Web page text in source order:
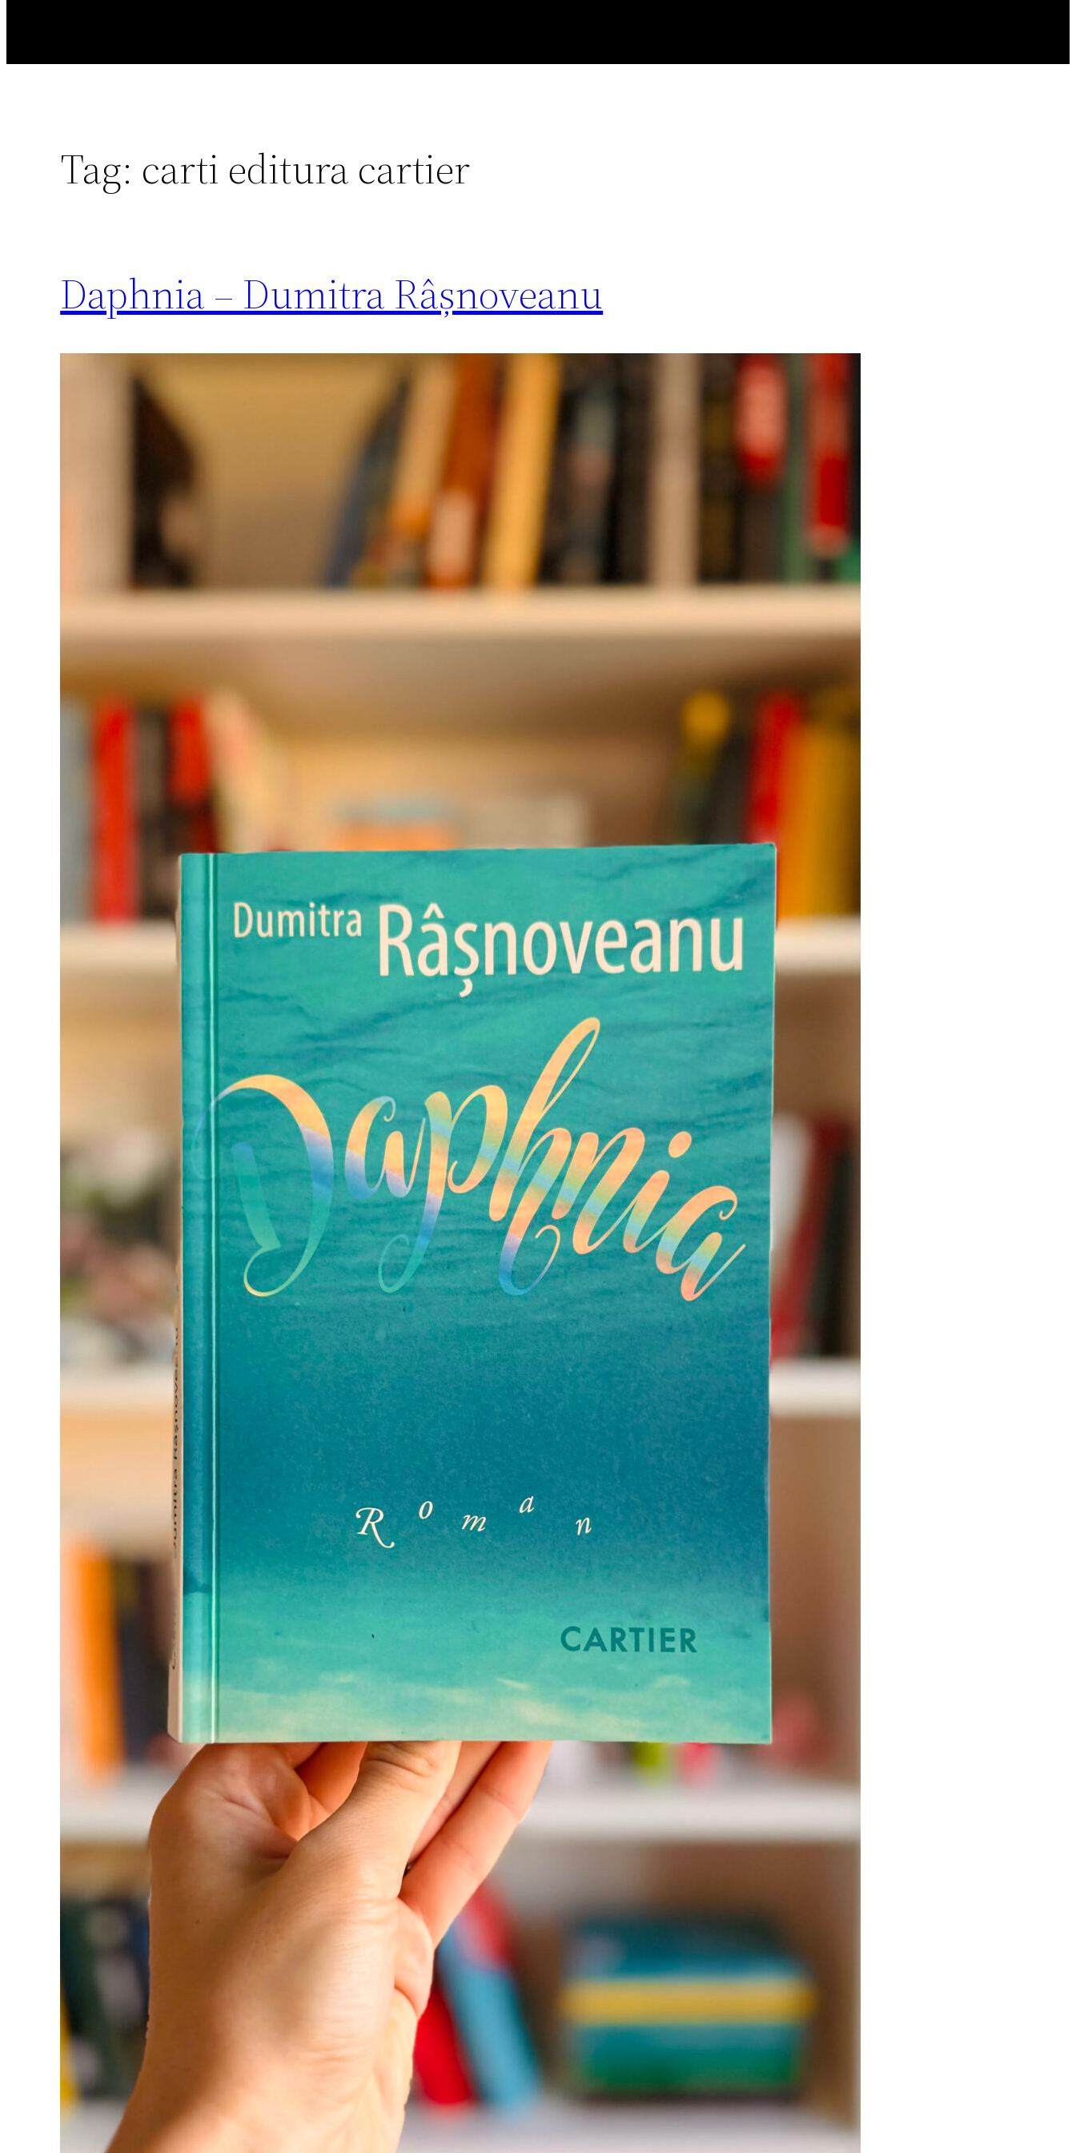
Tag: carti editura cartier
Daphnia – Dumitra Râșnoveanu